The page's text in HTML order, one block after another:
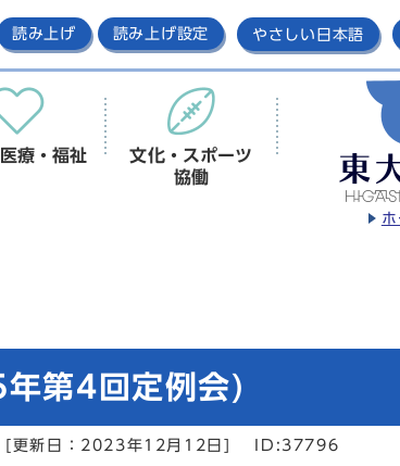
読み上げ 読み上げ設定 やさしい日本語
療・福祉
文化・スポーツ
協働
第4回定例会)
[更新日：2023年12月12日] ID:37796